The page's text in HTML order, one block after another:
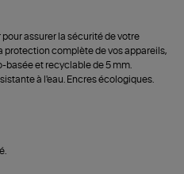
assurer la sécurité de votre
protection complète de vos appareils,
basée et recyclable de 5 mm.
à l'eau. Encres écologiques.